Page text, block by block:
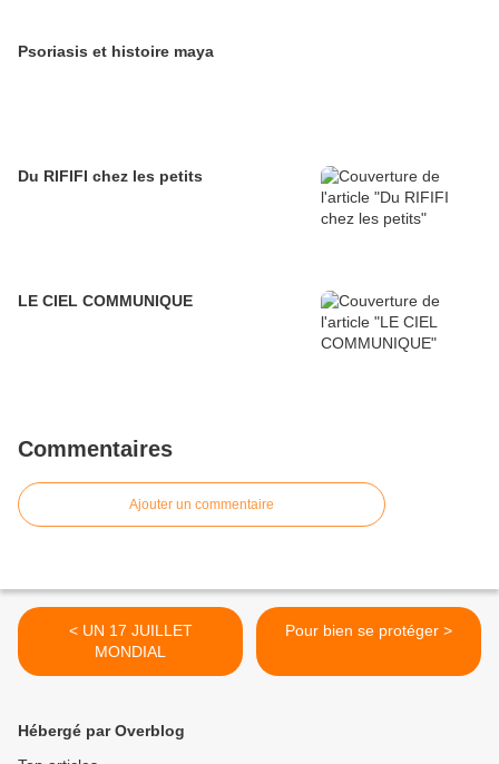
Psoriasis et histoire maya
Du RIFIFI chez les petits
LE CIEL COMMUNIQUE
Commentaires
Ajouter un commentaire
< UN 17 JUILLET
MONDIAL
Pour bien se protéger >
Hébergé par Overblog